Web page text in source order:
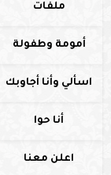
ملفات
أمومة وطفولة
اسألي وأنا أجاوبك
أنا حوا
اعلن معنا